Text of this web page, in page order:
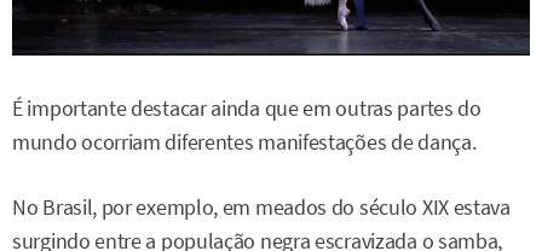
É importante destacar ainda que em outras partes do
mundo ocorriam diferentes manifestações de dança.
No Brasil, por exemplo, em meados do século XIX estava
surgindo entre a população negra escravizada o samba,